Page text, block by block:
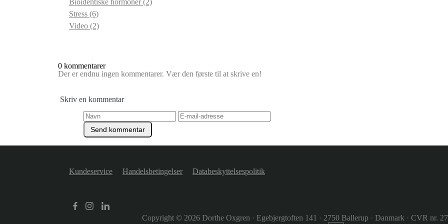
Bioidentiske hormoner(2)
Stress (6)
Video (2)
0 kommentarer
Der er endnu ingen kommentarer. Vær den første til at skrive en!
Skriv en kommentar
Kundeservice Handelsbetingelser Databeskyttelsespolitik
Copyright © 2026 Dorthe Oxgren · Egebjergtoften 141 · 2750 Ballerup · Danmark · CVR nr.